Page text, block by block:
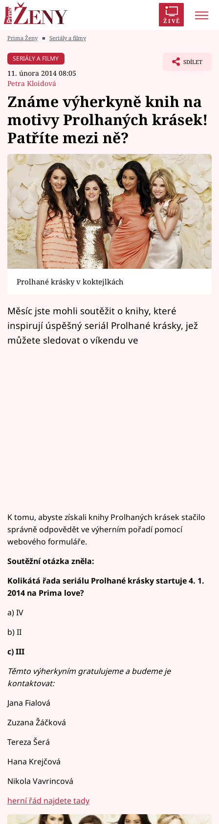
ŽIVĚ
Módní alarm
Témata
Celebrity
Vztahy
Seriály
Horoskopy
Sledujte prima+
Filmový festival Karlovy Vary
Mámy sobě
Přihlášení
Prima Ženy ■ Seriály a filmy
SERIÁLY A FILMY
11. února 2014 08:05
Petra Kloidová
SDÍLET
Známe výherkyně knih na
motivy Prolhaných krásek!
Patříte mezi ně?
Prolhané krásky v koktejlkách
Měsíc jste mohli soutěžit o knihy, které
inspirují úspěšný seriál Prolhané krásky, jež
můžete sledovat o víkendu ve
K tomu, abyste získali knihy Prolhaných krásek stačilo
správně odpovědět ve výherním pořadí pomocí
webového formuláře.
Soutěžní otázka zněla:
Kolikátá řada seriálu Prolhané krásky startuje 4. 1.
2014 na Prima love?
a) IV
b) II
c) III
Těmto výherkyním gratulujeme a budeme je
kontaktovat:
Jana Fialová
Zuzana Žáčková
Tereza Šerá
Hana Krejčová
Nikola Vavrincová
herní řád najdete tady